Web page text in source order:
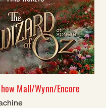
Mall/Wynn/Encore